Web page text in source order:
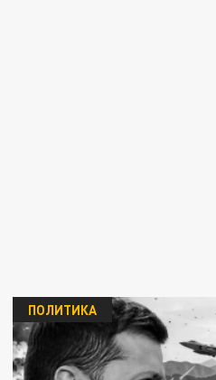
ПОЛИТИКА